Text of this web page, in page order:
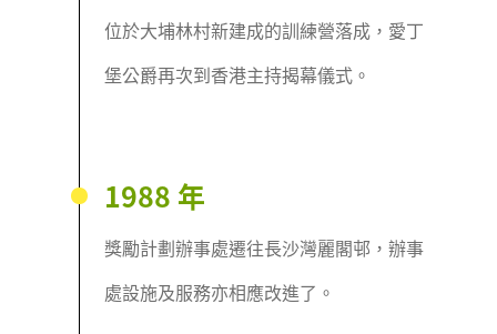
位於大埔林村新建成的訓練營落成，愛丁
堡公爵再次到香港主持揭幕儀式。
1988 年
獎勵計劃辦事處遷往長沙灣麗閣邨，辦事
處設施及服務亦相應改進了。